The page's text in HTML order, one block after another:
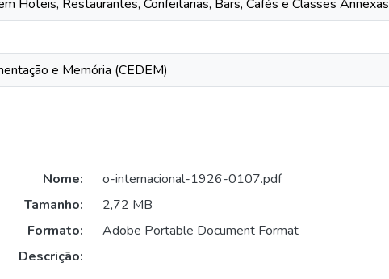
Hoteis, Restaurantes, Confeitarias, Bars, Cafés e Classes Annexas
e Memória (CEDEM)
Nome:
o-internacional-1926-0107.pdf
Tamanho:
2,72 MB
Formato:
Adobe Portable Document Format
Descrição: